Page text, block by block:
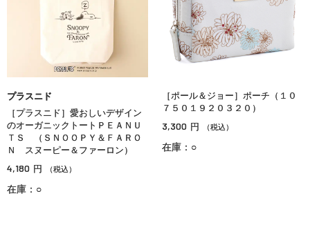
プラスニド
［プラスニド］愛おしいデザイン
のオーガニックトートＰＥＡＮＵ
ＴＳ （ＳＮＯＯＰＹ＆ＦＡＲＯ
Ｎ スヌーピー＆ファーロン）
4,180 円 （税込）
在庫：○
［ポール＆ジョー］ポーチ（１０
７５０１９２０３２０）
3,300 円 （税込）
在庫：○